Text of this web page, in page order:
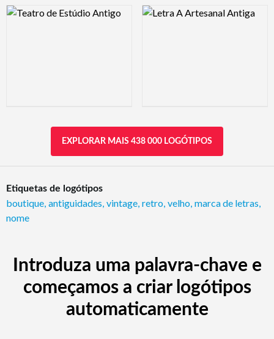
Logo Preview Image Logo Preview Image
EXPLORAR MAIS 438 000 LOGÓTIPOS
Etiquetas de logótipos
boutique antiguidades vintage retro velho marca de letras
nome
Introduza uma palavra-chave e
começamos a criar logótipos
automaticamente